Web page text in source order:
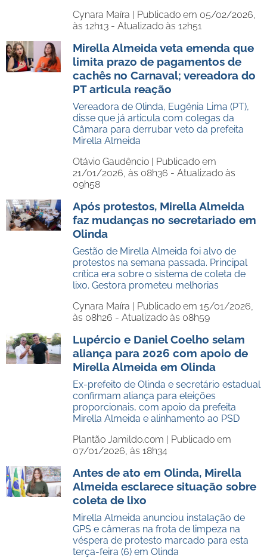
Cynara Maíra | Publicado em 05/02/2026,
às 12h13 - Atualizado às 12h51
Mirella Almeida veta emenda que
limita prazo de pagamentos de
cachês no Carnaval; vereadora do
PT articula reação
Vereadora de Olinda, Eugênia Lima (PT),
disse que já articula com colegas da
Câmara para derrubar veto da prefeita
Mirella Almeida
Otávio Gaudêncio | Publicado em
21/01/2026, às 08h36 - Atualizado às
09h58
Após protestos, Mirella Almeida
faz mudanças no secretariado em
Olinda
Gestão de Mirella Almeida foi alvo de
protestos na semana passada. Principal
crítica era sobre o sistema de coleta de
lixo. Gestora prometeu melhorias
Cynara Maíra | Publicado em 15/01/2026,
às 08h26 - Atualizado às 08h59
Lupércio e Daniel Coelho selam
aliança para 2026 com apoio de
Mirella Almeida em Olinda
Ex-prefeito de Olinda e secretário estadual
confirmam aliança para eleições
proporcionais, com apoio da prefeita
Mirella Almeida e alinhamento ao PSD
Plantão Jamildo.com | Publicado em
07/01/2026, às 18h34
Antes de ato em Olinda, Mirella
Almeida esclarece situação sobre
coleta de lixo
Mirella Almeida anunciou instalação de
GPS e câmeras na frota de limpeza na
véspera de protesto marcado para esta
terça-feira (6) em Olinda